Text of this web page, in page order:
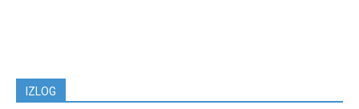
IZLOG